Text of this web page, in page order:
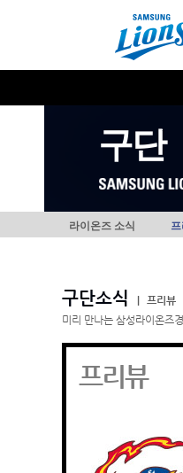
구단
라이온즈 소식
구단소식
프리뷰
미리 만나는 삼성라이온즈
프리뷰